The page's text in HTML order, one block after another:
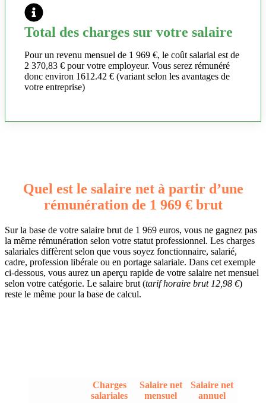
Total des charges sur votre salaire
Pour un revenu mensuel de 1 969 €, le coût salarial est de
2 370,83 € pour votre employeur. Vous serez rémunéré
donc environ 1612.42 € (variant selon les avantages de
votre entreprise)
Quel est le salaire net à partir d’une
rémunération de 1 969 € brut
Sur la base de votre salaire brut de 1 969 euros, vous ne gagnez pas
la même rémunération selon votre statut professionnel. Les charges
salariales diffèrent selon que vous soyez fonctionnaire, salarié,
cadre, profession libérale ou en portage salariale. Dans cet exemple
ci-dessous, vous aurez un aperçu rapide de votre salaire net mensuel
selon votre catégorie. Le salaire brut (tarif horaire brut 12,98 €)
reste le même pour la base de calcul.
Charges
salariales
Salaire net
mensuel
Salaire net
annuel